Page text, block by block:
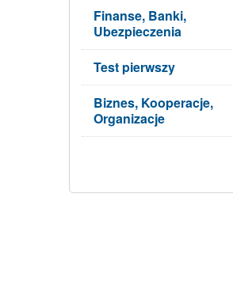
Finanse, Banki,
Ubezpieczenia
Test pierwszy
Biznes, Kooperacje,
Organizacje